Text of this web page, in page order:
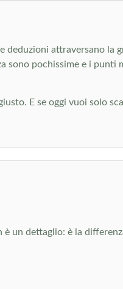
deduzioni attraversano la
sono pochissime e i punti
E se oggi vuoi solo
un dettaglio: è la